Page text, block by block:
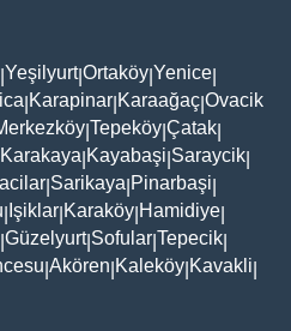
Yeşilyurt|Ortaköy Yenice
Karapinar Karaağaç Ovacik
Tepeköy Çatak
Karakaya Kayabaşi Saraycik
Sarikaya Pinarbaşi
Işiklar Karaköy Hamidiye
Güzelyurt| Sofular Tepecik
Akören Kaleköy Kavakli